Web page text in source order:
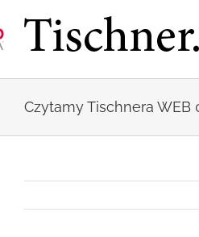
zawartości
Czytamy Tischnera WEB